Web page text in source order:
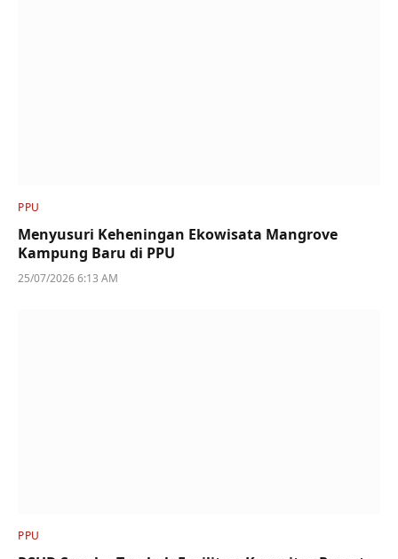
PPU
Menyusuri Keheningan Ekowisata Mangrove
Kampung Baru di PPU
25/07/2026 6:13 AM
PPU